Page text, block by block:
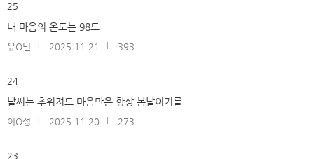
25
내 마음의 온도는 98도
유O민 2025.11.21 393
24
날씨는 추워져도 마음만은 항상 봄날이기를
이O성 2025.11.20 273
23